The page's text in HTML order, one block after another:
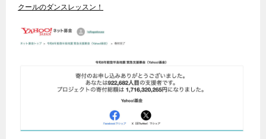
クールのダンスレッスン！